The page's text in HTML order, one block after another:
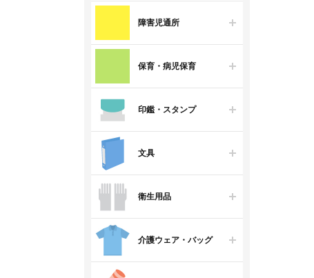
障害児通所
保育・病児保育
印鑑・スタンプ
文具
衛生用品
介護ウェア・バッグ